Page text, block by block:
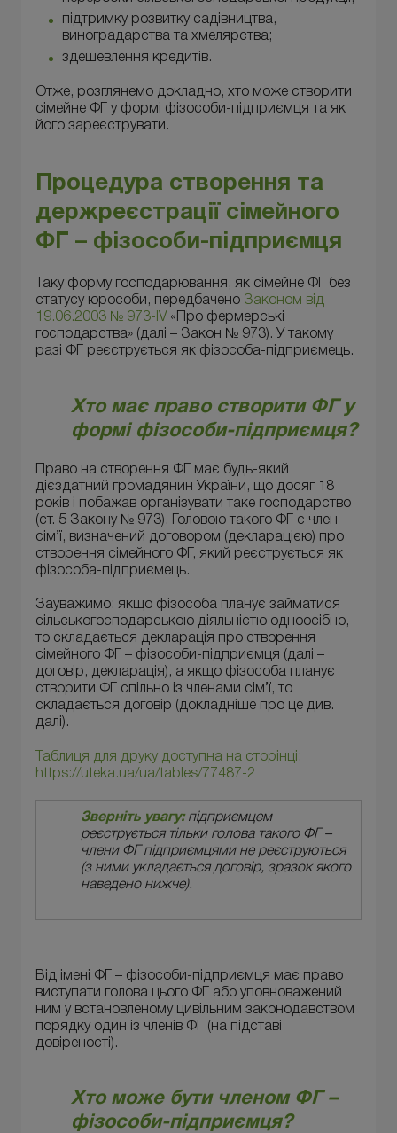
підтримку розвитку садівництва,
виноградарства та хмелярства;
здешевлення кредитів.
Отже, розглянемо докладно, хто може створити
сімейне ФГ у формі фізособи-підприємця та як
його зареєструвати.
Процедура створення та
держреєстрації сімейного
ФГ – фізособи-підприємця
Таку форму господарювання, як сімейне ФГ без
статусу юрособи, передбачено Законом від
19.06.2003 № 973-IV «Про фермерські
господарства» (далі – Закон № 973). У такому
разі ФГ реєструється як фізособа-підприємець.
Хто має право створити ФГ у
формі фізособи-підприємця?
Право на створення ФГ має будь-який
дієздатний громадянин України, що досяг 18
років і побажав організувати таке господарство
(ст. 5 Закону № 973). Головою такого ФГ є член
сім’ї, визначений договором (декларацією) про
створення сімейного ФГ, який реєструється як
фізособа-підприємець.
Зауважимо: якщо фізособа планує займатися
сільськогосподарською діяльністю одноосібно,
то складається декларація про створення
сімейного ФГ – фізособи-підприємця (далі –
договір, декларація), а якщо фізособа планує
створити ФГ спільно із членами сім’ї, то
складається договір (докладніше про це див.
далі).
Таблиця для друку доступна на сторінці:
https://uteka.ua/ua/tables/77487-2
Зверніть увагу:підприємцем
реєструється тільки голова такого ФГ –
члени ФГ підприємцями не реєструються
(з ними укладається договір, зразок якого
наведено нижче).
Від імені ФГ – фізособи-підприємця має право
виступати голова цього ФГ або уповноважений
ним у встановленому цивільним законодавством
порядку один із членів ФГ (на підставі
довіреності).
Хто може бути членом ФГ –
фізособи-підприємця?